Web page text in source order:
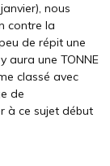
nous
contre la
de répit une
aura une TONNE
classé avec
de
à ce sujet début